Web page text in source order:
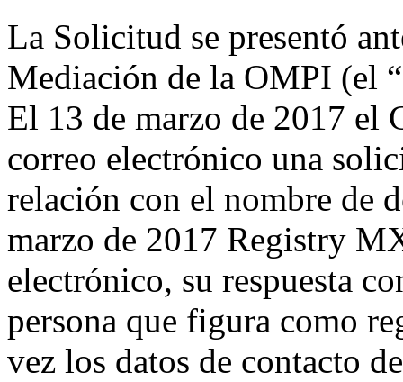
La Solicitud se presentó
Mediación de la OMPI (el
El 13 de marzo de 2017
correo electrónico una
relación con el nombre de
marzo de 2017 Registry
electrónico, su respuesta
persona que figura como
vez los datos de contacto